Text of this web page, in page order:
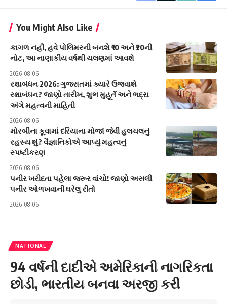
You Might Also Like
કાગળ નહીં, હવે પોલિમરની બનશે ₹10 અને ₹20ની
નોટ, આ નાણાકીય વર્ષથી ચલણમાં આવશે
2026-08-06
રક્ષાબંધન 2026: ગુજરાતમાં ક્યારે ઉજવાશે
રક્ષાબંધન? જાણો તારીખ, શુભ મુહૂર્ત અને ભદ્રા
અંગે મહત્વની માહિતી
2026-08-06
મોરબીના કૂવામાં દરિયાના મોજાં જેવી હલચલનું
રહસ્ય શું? વૈજ્ઞાનિકોએ આપ્યું મહત્વનું
સ્પષ્ટીકરણ
2026-08-06
પનીર ખરીદતા પહેલા જરૂર વાંચો! જાણો અસલી
પનીર ઓળખવાની ઘરેલુ રીતો
2026-08-06
NATIONAL
94 વર્ષની દાદીએ અમેરિકાની નાગરિકતા
છોડી, ભારતીય બનવા અરજી કરી